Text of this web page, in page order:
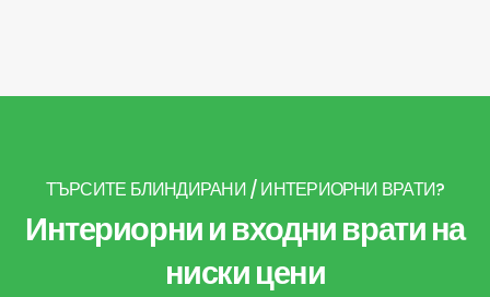
ТЪРСИТЕ БЛИНДИРАНИ / ИНТЕРИОРНИ ВРАТИ?
Интериорни и входни врати на
ниски цени